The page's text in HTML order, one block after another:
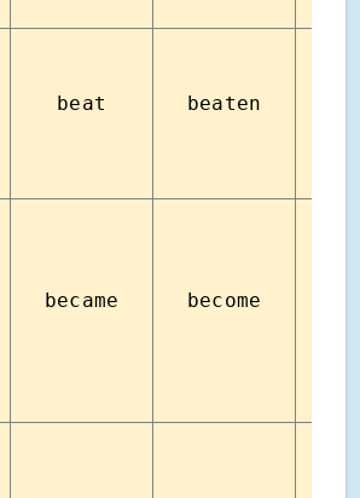
beat beaten
became become